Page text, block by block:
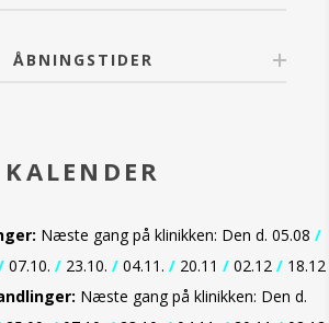
ÅBNINGSTIDER
KALENDER
Næste gang på klinikken: Den d. 05.08 /
07.10. / 23.10. / 04.11. / 20.11 / 02.12 / 18.12
Næste gang på klinikken: Den d.